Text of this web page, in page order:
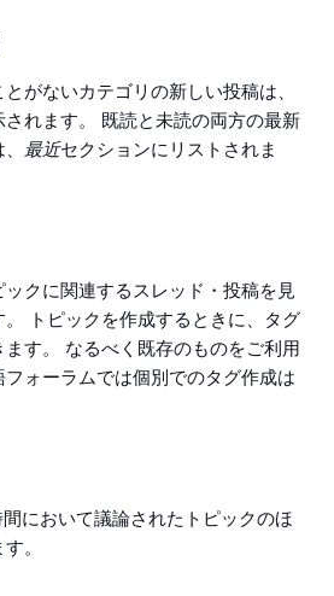
がないカテゴリの新しい投稿は、
れます。 既読と未読の両方の最新
最近セクションにリストされま
クに関連するスレッド・投稿を見
トピックを作成するときに、タグ
す。 なるべく既存のものをご利用
フォーラムでは個別でのタグ作成は
において議論されたトピックのほ
。